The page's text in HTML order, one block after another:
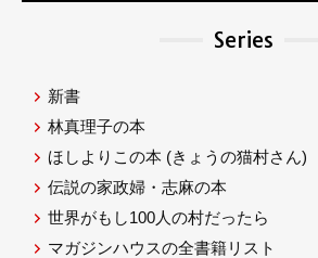
Series
新書
林真理子の本
ほしよりこの本 (きょうの猫村さん)
伝説の家政婦・志麻の本
世界がもし100人の村だったら
マガジンハウスの全書籍リスト